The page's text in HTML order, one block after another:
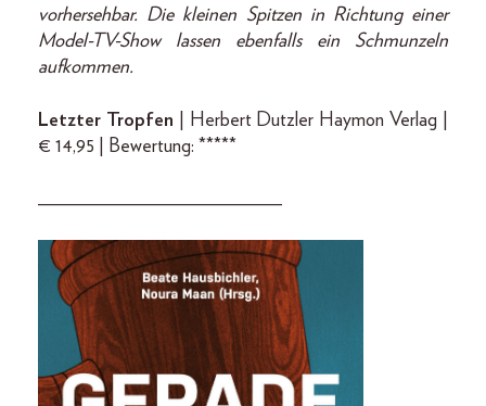
vorhersehbar. Die kleinen Spitzen in Richtung einer
Model-TV-Show lassen ebenfalls ein Schmunzeln
aufkommen.
Letzter Tropfen | Herbert Dutzler Haymon Verlag |
€ 14,95 | Bewertung: *****
_________________________